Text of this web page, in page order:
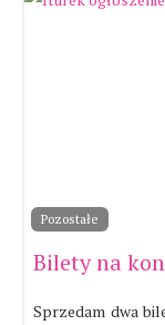
Pozostałe
Bilety na
Sprzedam dwa